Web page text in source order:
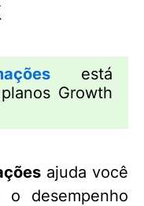
está
Growth
ajuda você
o desempenho